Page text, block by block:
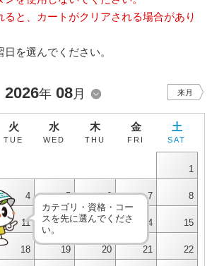
ると、カートがクリアされる場合があり
を選んでください。
2026年 08月 来月
火
TUE
水
WED
木
THU
金
FRI
土
SAT
1
4 5 6 7 8
11 12 13 14 15
18 19 20 21 22
カテゴリ・資格・コー
スを先に選んでくださ
い。